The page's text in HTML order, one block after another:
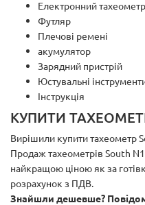
Електронний
Футляр
Плечові ремені
акумулятор
Зарядний пристрій
Юстувальні
Інструкція
КУПИТИ
Вирішили купити тахеометр
Продаж тахеометрів South
найкращою ціною як за
розрахунок з ПДВ.
Знайшли дешевше?